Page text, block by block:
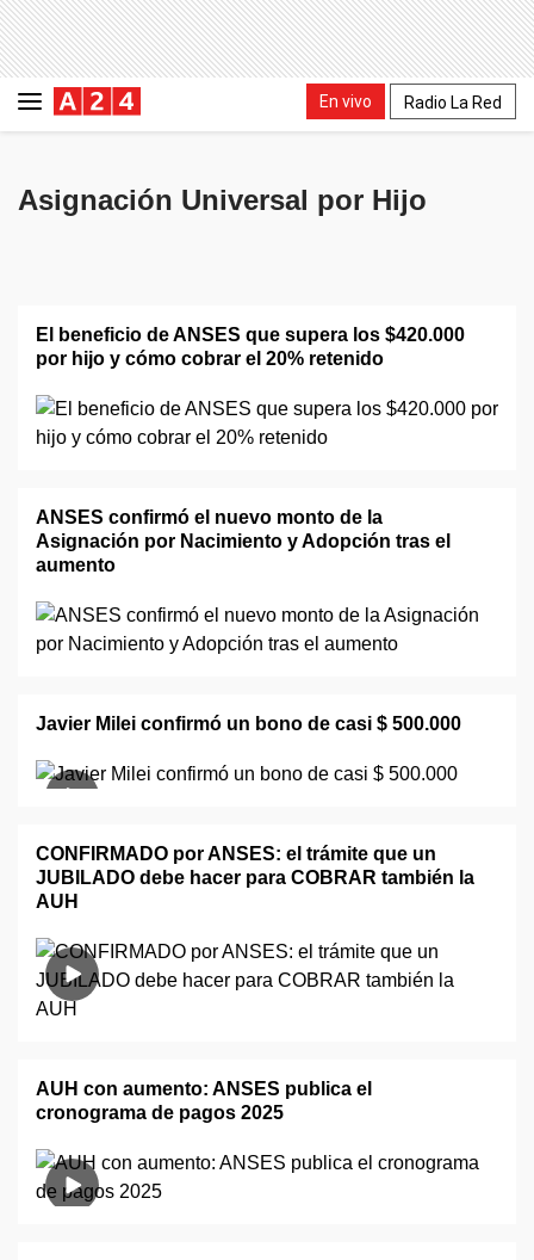
En vivo Radio La Red
Asignación Universal por Hijo
El beneficio de ANSES que supera los $420.000
por hijo y cómo cobrar el 20% retenido
ANSES confirmó el nuevo monto de la
Asignación por Nacimiento y Adopción tras el
aumento
Javier Milei confirmó un bono de casi $ 500.000
CONFIRMADO por ANSES: el trámite que un
JUBILADO debe hacer para COBRAR también la
AUH
AUH con aumento: ANSES publica el
cronograma de pagos 2025